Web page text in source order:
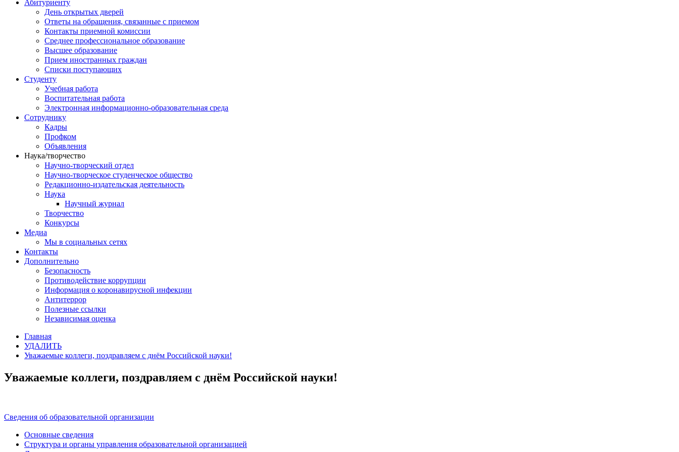
Абитуриенту
День открытых дверей
Ответы на обращения, связанные с приемом
Контакты приемной комиссии
Среднее профессиональное образование
Высшее образование
Прием иностранных граждан
Списки поступающих
Студенту
Учебная работа
Воспитательная работа
Электронная информационно-образовательная среда
Сотруднику
Кадры
Профком
Объявления
Наука/творчество
Научно-творческий отдел
Научно-творческое студенческое общество
Редакционно-издательская деятельность
Наука
Научный журнал
Творчество
Конкурсы
Медиа
Мы в социальных сетях
Контакты
Дополнительно
Безопасность
Противодействие коррупции
Информация о коронавирусной инфекции
Антитеррор
Полезные ссылки
Независимая оценка
Главная
УДАЛИТЬ
Уважаемые коллеги, поздравляем с днём Российской науки!
Уважаемые коллеги, поздравляем с днём Российской науки!
Сведения об образовательной организации
Основные сведения
Структура и органы управления образовательной организацией